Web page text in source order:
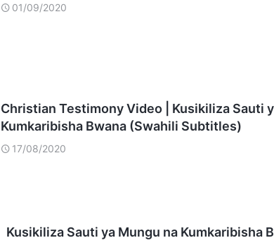
01/09/2020
Christian Testimony Video | Kusikiliza Sauti
Kumkaribisha Bwana (Swahili Subtitles)
17/08/2020
Kusikiliza Sauti ya Mungu na Kumkaribisha